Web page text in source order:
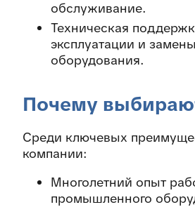
обслуживание.
Техническая
эксплуатации и замены
оборудования.
Почему
Среди ключевых
компании:
Многолетний опыт
промышленного